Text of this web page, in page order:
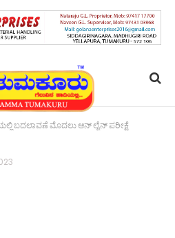
ಬದಲಾವಣೆ ಮೊದಲು ಆನ್ ಲೈನ್ ಪರೀಕ್ಷೆ